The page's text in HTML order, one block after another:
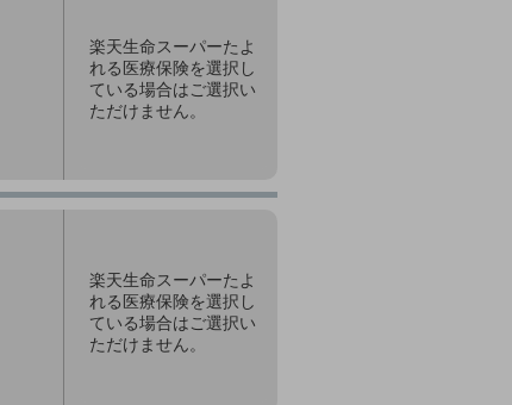
楽天生命スーパーたよ
れる医療保険を選択し
ている場合はご選択い
ただけません。
楽天生命スーパーたよ
れる医療保険を選択し
ている場合はご選択い
ただけません。